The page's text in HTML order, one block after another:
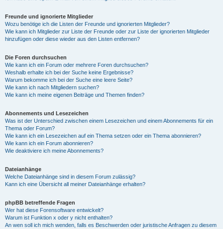
Freunde und ignorierte Mitglieder
Wozu benötige ich die Listen der Freunde und ignorierten Mitglieder?
Wie kann ich Mitglieder zur Liste der Freunde oder zur Liste der ignorierten Mitglieder
hinzufügen oder diese wieder aus den Listen entfernen?
Die Foren durchsuchen
Wie kann ich ein Forum oder mehrere Foren durchsuchen?
Weshalb erhalte ich bei der Suche keine Ergebnisse?
Warum bekomme ich bei der Suche eine leere Seite?
Wie kann ich nach Mitgliedern suchen?
Wie kann ich meine eigenen Beiträge und Themen finden?
Abonnements und Lesezeichen
Was ist der Unterschied zwischen einem Lesezeichen und einem Abonnements für ein
Thema oder Forum?
Wie kann ich ein Lesezeichen auf ein Thema setzen oder ein Thema abonnieren?
Wie kann ich ein Forum abonnieren?
Wie deaktiviere ich meine Abonnements?
Dateianhänge
Welche Dateianhänge sind in diesem Forum zulässig?
Kann ich eine Übersicht all meiner Dateianhänge erhalten?
phpBB betreffende Fragen
Wer hat diese Forensoftware entwickelt?
Warum ist Funktion x oder y nicht enthalten?
An wen soll ich mich wenden, falls es Beschwerden oder juristische Anfragen zu diesem